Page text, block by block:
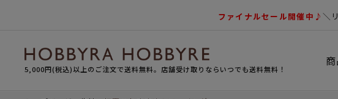
ファイナルセール開催中♪＼
5,000円(税込)以上のご注文で送料無料。店舗受け取りならいつでも送料無料！